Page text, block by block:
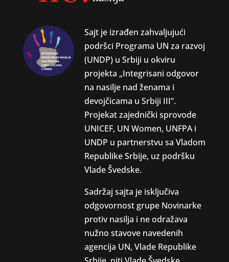
Sajt je izrađen zahvaljujući
podršci Programa UN za razvoj
(UNDP) u Srbiji u okviru
projekta „Integrisani odgovor
na nasilje nad ženama i
devojčicama u Srbiji III”.
Projekat zajednički sprovode
UNICEF, UN Women, UNFPA i
UNDP u partnerstvu sa Vladom
Republike Srbije, uz podršku
Vlade Švedske.
Sadržaj sajta je isključiva
odgovornost grupe Novinarke
protiv nasilja i ne odražava
nužno stavove navedenih
agencija UN, Vlade Republike